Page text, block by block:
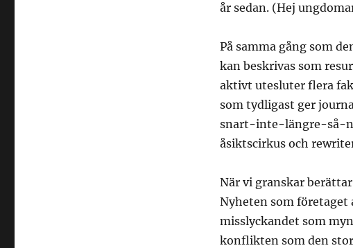
år sedan. (Hej
På samma gång som
kan beskrivas som
aktivt utesluter flera
som tydligast ger
snart-inte-längre-så-
åsiktscirkus och
När vi granskar
Nyheten som företaget
misslyckandet som
konflikten som den